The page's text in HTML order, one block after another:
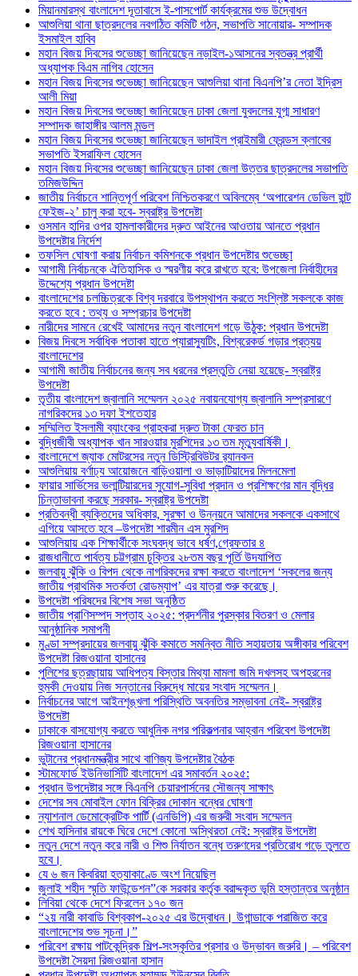
মিয়ানমারস্থ বাংলাদেশ দূতাবাসে ই-পাসপোর্ট কার্যক্রমের শুভ উদ্বোধন
আশুলিয়া থানা ছাত্রদলের নবগঠিত কমিটি গঠন, সভাপতি সানোয়ার- সম্পাদক
ইসমাইল হাবিব
মহান বিজয় দিবসের শুভেচ্ছা জানিয়েছেন নড়াইল-১আসনের স্বতন্ত্র প্রার্থী
অধ্যাপক বিএম নাগিব হোসেন
মহান বিজয় দিবসের শুভেচ্ছা জানিয়েছেন আশুলিয়া থানা বিএনপি’র নেতা ইদ্রিস
আলী মিয়া
মহান বিজয় দিবসের শুভেচ্ছা জানিয়েছেন ঢাকা জেলা যুবদলের যুগ্ম সাধারণ
সম্পাদক জাহাঙ্গীর আলম মন্ডল
মহান বিজয় দিবসের শুভেচ্ছা জানিয়েছেন ভাদাইল প্রাইমারী ফ্রেন্ডস ক্লাবের
সভাপতি ইসরাফিল হোসেন
মহান বিজয় দিবসের শুভেচ্ছা জানিয়েছেন ঢাকা জেলা উত্তর ছাত্রদলের সভাপতি
তমিজউদ্দিন
জাতীয় নির্বাচনে শান্তিপূর্ণ পরিবেশ নিশ্চিতকরণে অবিলম্বে ‘অপারেশন ডেভিল হান্ট
ফেইজ-২’ চালু করা হবে- স্বরাষ্ট্র উপদেষ্টা
ওসমান হাদির ওপর হামলাকারীদের দ্রুত আইনের আওতায় আনতে প্রধান
উপদেষ্টার নির্দেশ
তফসিল ঘোষণা করায় নির্বাচন কমিশনকে প্রধান উপদেষ্টার শুভেচ্ছা
আগামী নির্বাচনকে ঐতিহাসিক ও স্মরণীয় করে রাখতে হবে: উপজেলা নির্বাহীদের
উদ্দেশ্যে প্রধান উপদেষ্টা
বাংলাদেশের চলচ্চিত্রকে বিশ্ব দরবারে উপস্থাপন করতে সংশ্লিষ্ট সকলকে কাজ
করতে হবে : তথ্য ও সম্প্রচার উপদেষ্টা
নারীদের সামনে রেখেই আমাদের নতুন বাংলাদেশ গড়ে উঠুক: প্রধান উপদেষ্টা
বিজয় দিবসে সর্বাধিক পতাকা হাতে প্যারাস্যুটিং, বিশ্বরেকর্ড গড়ার প্রত্যয়
বাংলাদেশের
আগামী জাতীয় নির্বাচনের জন্য সব ধরনের প্রস্তুতি নেয়া হয়েছে- স্বরাষ্ট্র
উপদেষ্টা
তৃতীয় বাংলাদেশ জ্বালানি সম্মেলন ২০২৫ নবায়নযোগ্য জ্বালানি সম্প্রসারণে
নাগরিকদের ১৩ দফা ইশতেহার
সম্মিলিত ইসলামী ব্যাংকের গ্রাহকরা দ্রুত টাকা ফেরত চান
বুদ্ধিজীবী অধ্যাপক খান সারওয়ার মুরশিদের ১৩ তম মৃত্যুবার্ষিকী।
বাংলাদেশে জ্যাক মোটরসের নতুন ডিস্ট্রিবিউটর র‌্যানকন
আশুলিয়ায় বর্ণাঢ্য আয়োজনে বাড়িওয়ালা ও ভাড়াটিয়াদের মিলনমেলা
ফায়ার সার্ভিসের ভলান্টিয়ারদের সুযোগ-সুবিধা প্রদান ও প্রশিক্ষণের মান বৃদ্ধির
চিন্তাভাবনা করছে সরকার- স্বরাষ্ট্র উপদেষ্টা
প্রতিবন্ধী ব্যক্তিদের অধিকার, সুরক্ষা ও উন্নয়নে আমাদের সকলকে একসাথে
এগিয়ে আসতে হবে –উপদেষ্টা শারমীন এস মুরশিদ
আশুলিয়ায় এক শিক্ষার্থীকে সংঘবদ্ধ ভাবে ধর্ষণ,গ্রেফতার ৪
রাজধানীতে পার্বত্য চট্টগ্রাম চুক্তির ২৮তম বছর পূর্তি উদযাপিত
জলবায়ু ঝুঁকি ও বিপদ থেকে নাগরিকদের রক্ষা করতে বাংলাদেশ ‘সকলের জন্য
জাতীয় প্রাথমিক সতর্কতা রোডম্যাপ’ এর যাত্রা শুরু করেছে।
উপদেষ্টা পরিষদের বিশেষ সভা অনুষ্ঠিত
জাতীয় প্রাণিসম্পদ সপ্তাহ ২০২৫: প্রদর্শনীর পুরস্কার বিতরণ ও মেলার
আনুষ্ঠানিক সমাপনী
মুণ্ডা সম্প্রদায়ের জলবায়ু ঝুঁকি কমাতে সমন্বিত নীতি সহায়তায় অঙ্গীকার পরিবেশ
উপদেষ্টা রিজওয়ানা হাসানের
পুলিশের ছত্রছায়ায় আধিপত্য বিস্তার মিথ্যা মামলা জমি দখলসহ অপহরনের
হুমকী দেওয়ায় নিজ সন্তানের বিরুদ্ধে মায়ের সংবাদ সম্মেলন।
নির্বাচনের আগে আইনশৃঙ্খলা পরিস্থিতি অবনতির সম্ভাবনা নেই- স্বরাষ্ট্র
উপদেষ্টা
ঢাকাকে বাসযোগ্য করতে আধুনিক নগর পরিকল্পনার আহ্বান পরিবেশ উপদেষ্টা
রিজওয়ানা হাসানের
ভুটানের প্রধানমন্ত্রীর সাথে বাণিজ্য উপদেষ্টার বৈঠক
স্টামফোর্ড ইউনিভার্সিটি বাংলাদেশ এর সমাবর্তন ২০২৫:
প্রধান উপদেষ্টার সঙ্গে বিএনপি চেয়ারপার্সনের সৌজন্য সাক্ষাৎ
দেশের সব মোবাইল ফোন বিক্রির দোকান বন্ধের ঘোষণা
ন্যাশনাল ডেমোক্রেটিক পার্টি (এনডিপি) এর জরুরী সংবাদ সম্মেলন
শেখ হাসিনার রায়কে ঘিরে দেশে কোনো অস্থিরতা নেই: স্বরাষ্ট্র উপদেষ্টা
নতুন দেশে নতুন করে নারী ও শিশু নির্যাতন বন্ধে তরুণদের প্রতিরোধ গড়ে তুলতে
হবে।
যে ৬ জন কিবরিয়া হত্যাকাণ্ডে অংশ নিয়েছিল
জুলাই শহীদ স্মৃতি ফাউন্ডেশন”কে সরকার কর্তৃক বরাদ্দকৃত ভূমি হস্তান্তর অনুষ্ঠান
লিবিয়া থেকে দেশে ফিরলেন ১৭০ জন
“২য় নারী কাবাডি বিশ্বকাপ-২০২৫ এর উদ্বোধন। উগান্ডাকে পরাজিত করে
বাংলাদেশের শুভ সূচনা।”
পরিবেশ রক্ষায় পাটকেন্দ্রিক শিল্প-সংস্কৃতির প্রসার ও উদ্ভাবন জরুরি। – পরিবেশ
উপদেষ্টা সৈয়দা রিজওয়ানা হাসান